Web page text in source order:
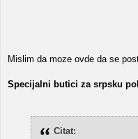
Mislim da moze ovde da se
Specijalni butici za srpsku
Citat: